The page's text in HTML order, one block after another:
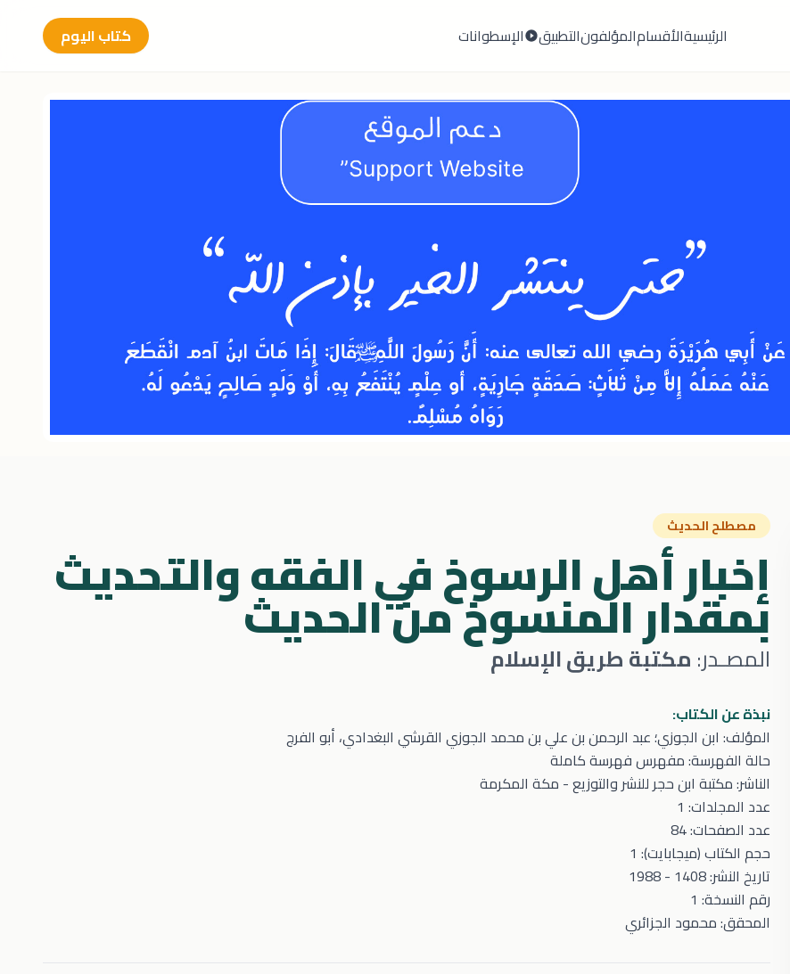
الرئيسيةالأقسامالمؤلفونالتطبيق الإسطوانات كتاب اليوم
مصطلح الحديث
إخبار أهل الرسوخ في الفقه والتحديث
بمقدار المنسوخ من الحديث
المصـدر: مكتبة طريق الإسلام
نبذة عن الكتاب:
المؤلف: ابن الجوزي؛ عبد الرحمن بن علي بن محمد الجوزي القرشي البغدادي، أبو الفرج
حالة الفهرسة: مفهرس فهرسة كاملة
الناشر: مكتبة ابن حجر للنشر والتوزيع - مكة المكرمة
عدد المجلدات: 1
عدد الصفحات: 84
حجم الكتاب (ميجابايت): 1
تاريخ النشر: 1408 - 1988
رقم النسخة: 1
المحقق: محمود الجزائري